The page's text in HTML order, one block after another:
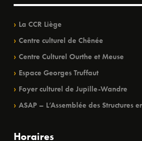
La CCR Liège
Centre culturel de Chênée
Centre Culturel Ourthe et Meuse
Espace Georges Truffaut
Foyer culturel de Jupille-Wandre
ASAP – L’Assemblée des Structures
Horaires